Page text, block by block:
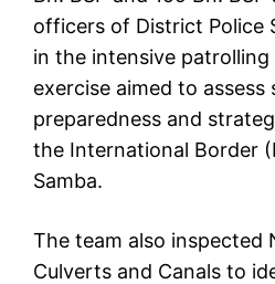
officers of District Police
in the intensive patrolling
exercise aimed to assess
preparedness and
the International Border
Samba.
The team also inspected
Culverts and Canals to